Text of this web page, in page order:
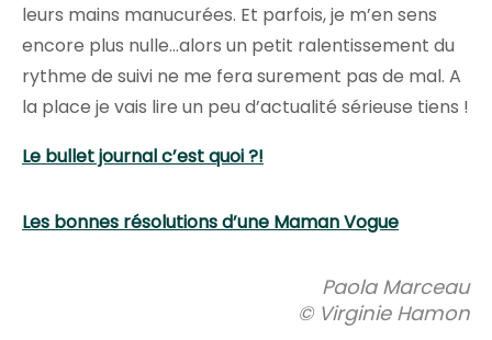
leurs mains manucurées. Et parfois, je m’en sens
encore plus nulle…alors un petit ralentissement du
rythme de suivi ne me fera surement pas de mal. A
la place je vais lire un peu d’actualité sérieuse tiens !
Le bullet journal c’est quoi ?!
Les bonnes résolutions d’une Maman Vogue
Paola Marceau
© Virginie Hamon